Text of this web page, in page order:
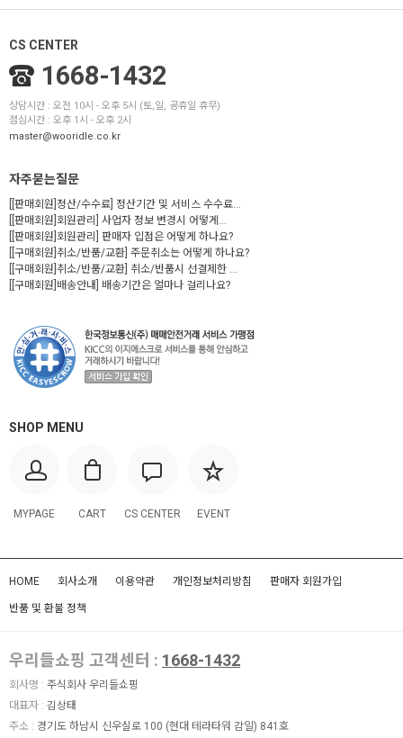
CS CENTER
1668-1432
상담시간 : 오전 10시 - 오후 5시 (토,일, 공휴일 휴무)
점심시간 : 오후 1시 - 오후 2시
master@wooridle.co.kr
자주묻는질문
[[판매회원]정산/수수료] 정산기간 및 서비스 수수료...
[[판매회원]회원관리] 사업자 정보 변경시 어떻게...
[[판매회원]회원관리] 판매자 입점은 어떻게 하나요?
[[구매회원]취소/반품/교환] 주문취소는 어떻게 하나요?
[[구매회원]취소/반품/교환] 취소/반품시 선결제한 ...
[[구매회원]배송안내] 배송기간은 얼마나 걸리나요?
SHOP MENU
MYPAGE CART CS CENTER EVENT
HOME 회사소개 이용약관 개인정보처리방침 판매자 회원가입
반품 및 환불 정책
우리들쇼핑 고객센터 : 1668-1432
회사명 : 주식회사 우리들쇼핑
대표자 : 김상태
주소 : 경기도 하남시 신우실로 100 (현대 테라타워 감일) 841호